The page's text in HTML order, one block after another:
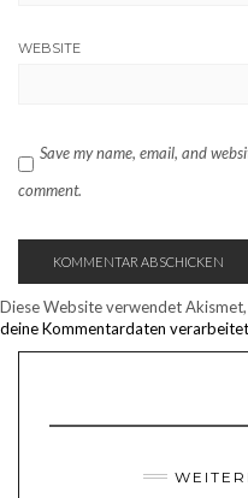
WEBSITE
Save my name, email, and
comment.
Diese Website verwendet
deine Kommentardaten